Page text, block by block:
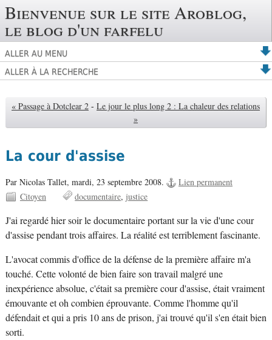
Bienvenue sur le site Aroblog,
le blog d'un farfelu
ALLER AU MENU
ALLER À LA RECHERCHE
« Passage à Dotclear 2 - Le jour le plus long 2 : La chaleur des relations
»
La cour d'assise
Par Nicolas Tallet, mardi, 23 septembre 2008.
Lien permanent
Citoyen
documentaire justice
J'ai regardé hier soir le documentaire portant sur la vie d'une cour
d'assise pendant trois affaires. La réalité est terriblement fascinante.
L'avocat commis d'office de la défense de la première affaire m'a
touché. Cette volonté de bien faire son travail malgré une
inexpérience absolue, c'était sa première cour d'assise, était vraiment
émouvante et oh combien éprouvante. Comme l'homme qu'il
défendait et qui a pris 10 ans de prison, j'ai trouvé qu'il s'en était bien
sorti.